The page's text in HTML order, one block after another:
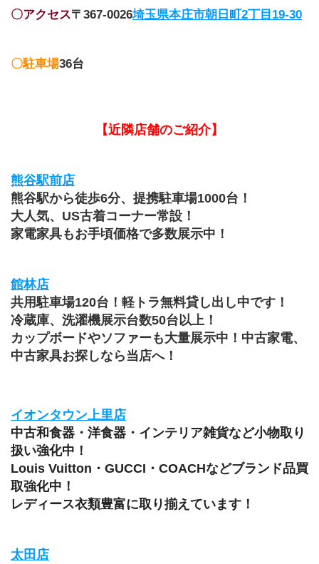
〇アクセス〒367-0026埼玉県本庄市朝日町2丁目19-30
〇駐車場36台
【近隣店舗のご紹介】
熊谷駅前店
熊谷駅から徒歩6分、提携駐車場1000台！
大人気、US古着コーナー常設！
家電家具もお手頃価格で多数展示中！
館林店
共用駐車場120台！軽トラ無料貸し出し中です！
冷蔵庫、洗濯機展示台数50台以上！
カップボードやソファーも大量展示中！中古家電、
中古家具お探しなら当店へ！
イオンタウン上里店
中古和食器・洋食器・インテリア雑貨など小物取り
扱い強化中！
Louis Vuitton・GUCCI・COACHなどブランド品買
取強化中！
レディース衣類豊富に取り揃えています！
太田店